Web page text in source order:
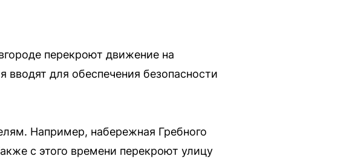
перекроют движение на
вводят для обеспечения безопасности
Например, набережная Гребного
с этого времени перекроют улицу